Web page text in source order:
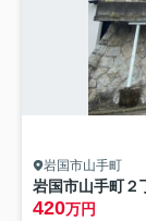
岩国市山手町
岩国市山手町２
420万円